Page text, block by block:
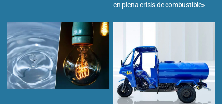
en plena crisis de combustible»